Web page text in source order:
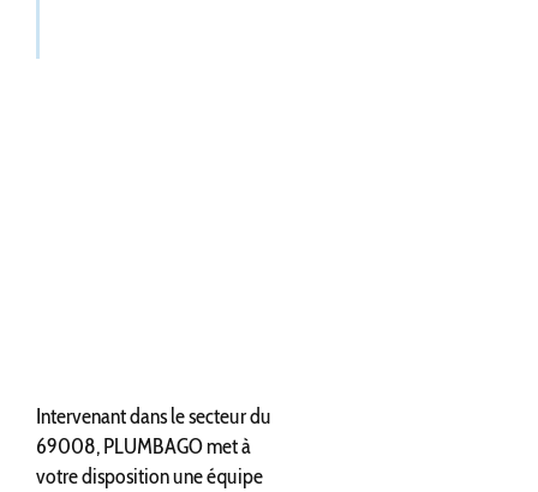
Intervenant dans le secteur du
69008, PLUMBAGO met à
votre disposition une équipe